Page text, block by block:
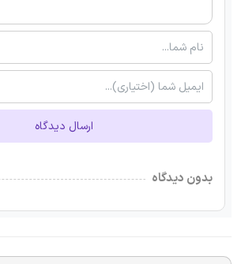
ارسال دیدگاه
بدون دیدگاه